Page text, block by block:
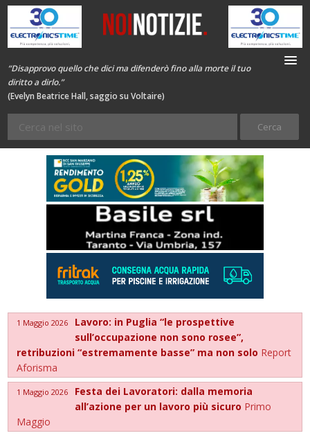
“Disapprovo quello che dici ma difenderò fino alla morte il tuo
diritto a dirlo.”
(Evelyn Beatrice Hall, saggio su Voltaire)
1 Maggio 2026
Lavoro: in Puglia “le prospettive
sull’occupazione non sono rosee”,
retribuzioni “estremamente basse” ma non solo Report
Aforisma
1 Maggio 2026
Festa dei Lavoratori: dalla memoria
all’azione per un lavoro più sicuro Primo
Maggio